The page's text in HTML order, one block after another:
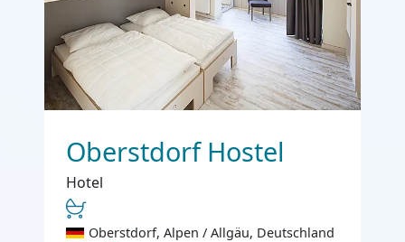
Oberstdorf Hostel
Hotel
Oberstdorf, Alpen / Allgäu, Deutschland